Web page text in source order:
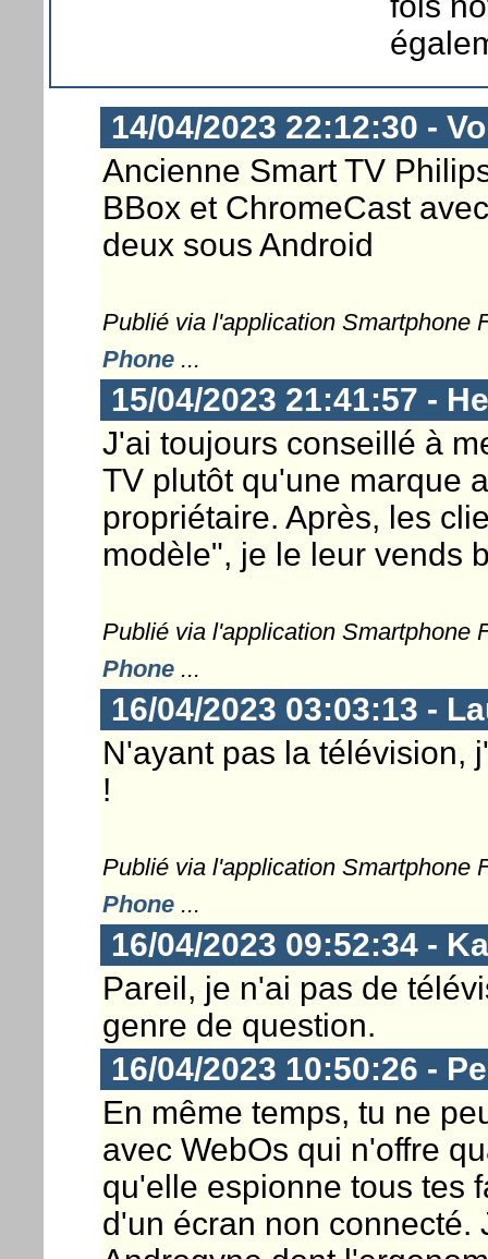
14/04/2023 22:12:30 -
Ancienne Smart TV
BBox et ChromeCast
deux sous Android
Publié via l'application Smartphone
Phone...
15/04/2023 21:41:57 -
J'ai toujours conseillé à
TV plutôt qu'une marque
propriétaire. Après, les
modèle", je le leur vends
Publié via l'application Smartphone
Phone...
16/04/2023 03:03:13 -
N'ayant pas la télévision,
!
Publié via l'application Smartphone
Phone...
16/04/2023 09:52:34 -
Pareil, je n'ai pas de
genre de question.
16/04/2023 10:50:26 -
En même temps, tu ne
avec WebOs qui n'offre
qu'elle espionne tous tes
d'un écran non connecté.